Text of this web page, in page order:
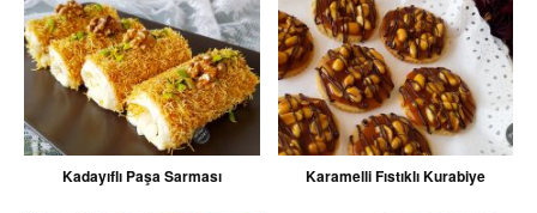
Kadayıflı Paşa Sarması Karamelli Fıstıklı Kurabiye